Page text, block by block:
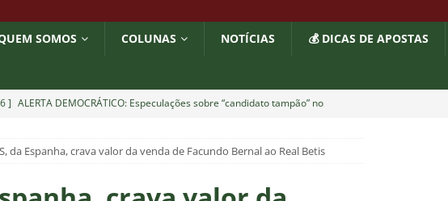
SOMOS COLUNAS NOTÍCIAS 💰 DICAS DE APOSTAS
] ALERTA DEMOCRÁTICO: Especulações sobre “candidato tampão” no
]
Botafogo x Fluminense: onde assistir ao vivo, horário e escalações do
da Espanha, crava valor da venda de Facundo Bernal ao Real Betis